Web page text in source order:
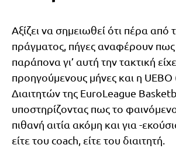
Αξίζει να σημειωθεί ότι πέρα
πράγματος, πήγες αναφέρουν πως
παράπονα γι’ αυτή την τακτική
προηγούμενους μήνες και η
Διαιτητών της EuroLeague
υποστηρίζοντας πως το
πιθανή αιτία ακόμη και για -
είτε του coach, είτε του διαιτητή.